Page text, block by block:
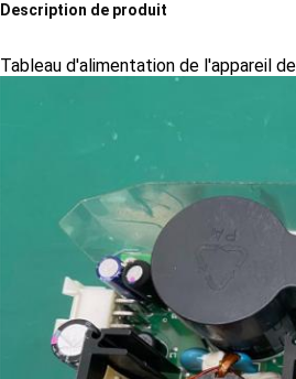
Description de produit
Tableau d'alimentation de l'appareil